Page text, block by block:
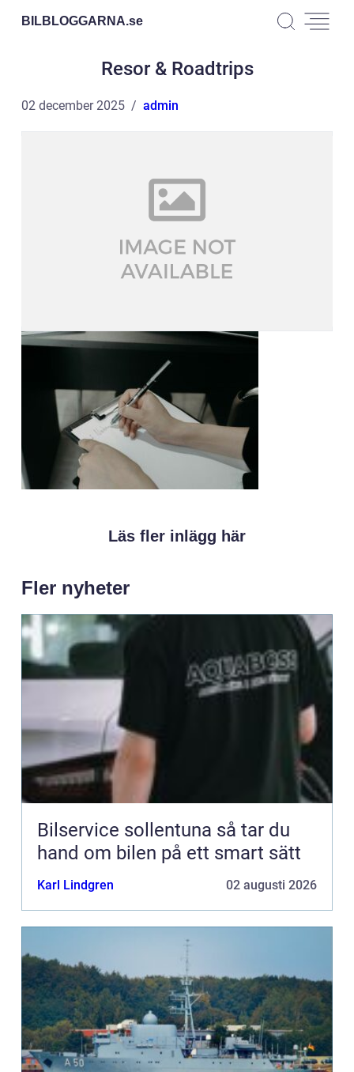
BILBLOGGARNA.se
Resor & Roadtrips
02 december 2025 admin
Läs fler inlägg här
Fler nyheter
Bilservice sollentuna så tar du
hand om bilen på ett smart sätt
Karl Lindgren 02 augusti 2026